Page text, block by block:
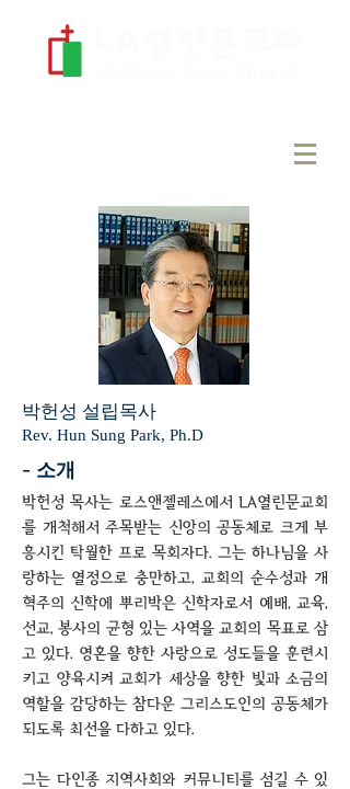
박헌성 설립목사
Rev. Hun Sung Park, Ph.D
- 소개
박헌성 목사는 로스앤젤레스에서 LA열린문교회
를 개척해서 주목받는 신앙의 공동체로 크게 부
흥시킨 탁월한 프로 목회자다. 그는 하나님을 사
랑하는 열정으로 충만하고, 교회의 순수성과 개
혁주의 신학에 뿌리박은 신학자로서 예배, 교육,
선교, 봉사의 균형 있는 사역을 교회의 목표로 삼
고 있다. 영혼을 향한 사랑으로 성도들을 훈련시
키고 양육시켜 교회가 세상을 향한 빛과 소금의
역할을 감당하는 참다운 그리스도인의 공동체가
되도록 최선을 다하고 있다.
그는 다인종 지역사회와 커뮤니티를 섬길 수 있